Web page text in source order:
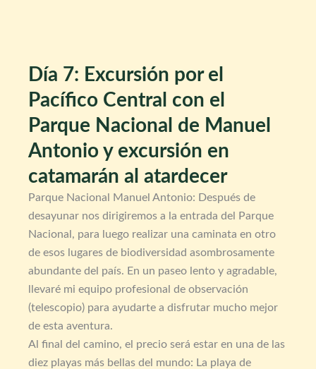
Día 7: Excursión por el
Pacífico Central con el
Parque Nacional de Manuel
Antonio y excursión en
catamarán al atardecer
Parque Nacional Manuel Antonio: Después de
desayunar nos dirigiremos a la entrada del Parque
Nacional, para luego realizar una caminata en otro
de esos lugares de biodiversidad asombrosamente
abundante del país. En un paseo lento y agradable,
llevaré mi equipo profesional de observación
(telescopio) para ayudarte a disfrutar mucho mejor
de esta aventura.
Al final del camino, el precio será estar en una de las
diez playas más bellas del mundo: La playa de